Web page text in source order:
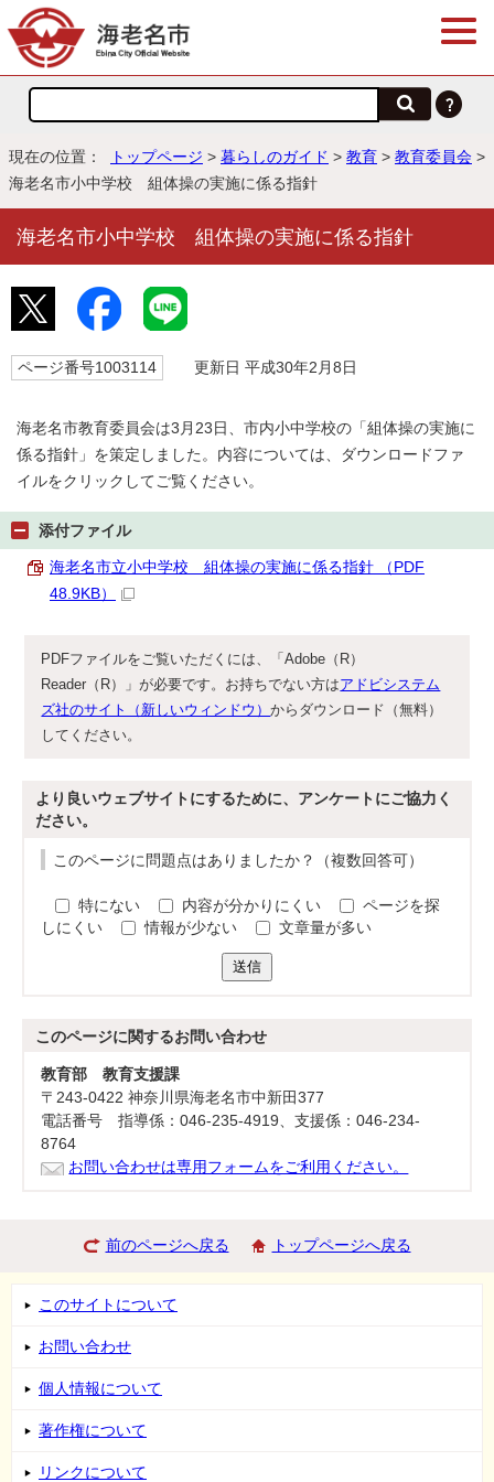
現在の位置： トップページ > 暮らしのガイド > 教育 > 教育委員会 >
海老名市小中学校 組体操の実施に係る指針
海老名市小中学校 組体操の実施に係る指針
ページ番号1003114 更新日 平成30年2月8日
海老名市教育委員会は3月23日、市内小中学校の「組体操の実施に
係る指針」を策定しました。内容については、ダウンロードファ
イルをクリックしてご覧ください。
添付ファイル
海老名市立小中学校 組体操の実施に係る指針 （PDF
48.9KB）
PDFファイルをご覧いただくには、「Adobe（R）
Reader（R）」が必要です。お持ちでない方はアドビシステム
ズ社のサイト（新しいウィンドウ）からダウンロード（無料）
してください。
より良いウェブサイトにするために、アンケートにご協力く
ださい。
このページに問題点はありましたか？（複数回答可）
特にない 内容が分かりにくい
ページを探
しにくい
情報が少ない 文章量が多い
送信
このページに関するお問い合わせ
教育部 教育支援課
〒243-0422 神奈川県海老名市中新田377
電話番号 指導係：046-235-4919、支援係：046-234-
8764
お問い合わせは専用フォームをご利用ください。
前のページへ戻る トップページへ戻る
このサイトについて
お問い合わせ
個人情報について
著作権について
リンクについて